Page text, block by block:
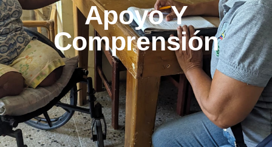
Apoyo Y
Comprensión